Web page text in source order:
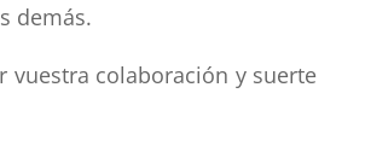
demás.
vuestra colaboración y suerte